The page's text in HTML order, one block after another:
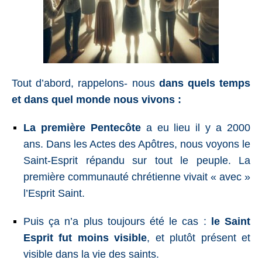
Tout d’abord, rappelons- nous dans quels temps
et dans quel monde nous vivons :
La première Pentecôtea eu lieu il y a 2000
ans. Dans les Actes des Apôtres, nous voyons le
Saint-Esprit répandu sur tout le peuple. La
première communauté chrétienne vivait « avec »
l’Esprit Saint.
Puis ça n’a plus toujours été le cas : le Saint
Esprit fut moins visible, et plutôt présent et
visible dans la vie des saints.